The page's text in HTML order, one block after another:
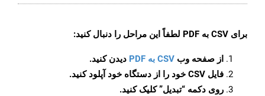
برای CSV به PDF لطفاً این مراحل را دنبال کنید:
از صفحه وب CSV به PDF
دیدن کنید.
فایل CSV خود را از دستگاه خود آپلود کنید.
روی دکمه “تبدیل”کلیک کنید.